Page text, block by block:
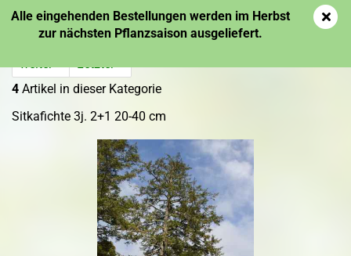
Alle eingehenden Bestellungen werden im Herbst
zur nächsten Pflanzsaison ausgeliefert.
weiter »
Letzter »
4 Artikel in dieser Kategorie
Sitkafichte 3j. 2+1 20-40 cm